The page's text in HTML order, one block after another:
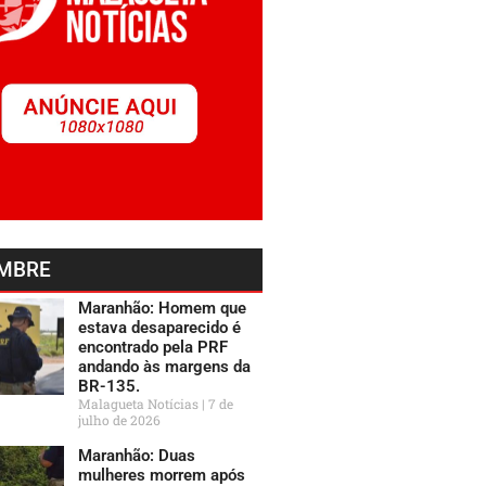
Maranhão: Homem que
estava desaparecido é
encontrado pela PRF
andando às margens da
BR-135.
Malagueta Notícias 7 de
julho de 2026
Maranhão: Duas
mulheres morrem após